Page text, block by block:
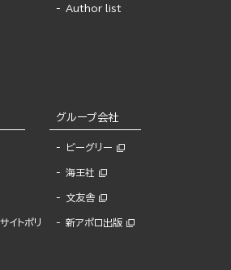
Author list
イトポリ
グループ会社
ビーグリー
海王社
文友舎
新アポロ出版